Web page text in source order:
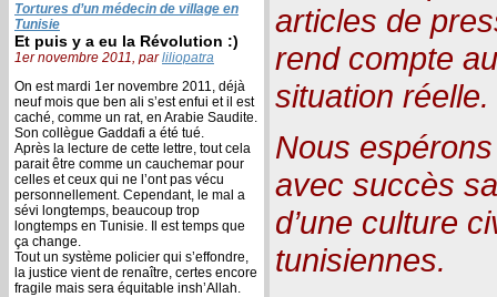
Tortures d’un médecin de village en
Tunisie
Et puis y a eu la Révolution :)
1er novembre 2011, parliliopatra
On est mardi 1er novembre 2011, déjà
neuf mois que ben ali s’est enfui et il est
caché, comme un rat, en Arabie Saudite.
Son collègue Gaddafi a été tué.
Après la lecture de cette lettre, tout cela
parait être comme un cauchemar pour
celles et ceux qui ne l’ont pas vécu
personnellement. Cependant, le mal a
sévi longtemps, beaucoup trop
longtemps en Tunisie. Il est temps que
ça change.
Tout un système policier qui s’effondre,
la justice vient de renaître, certes encore
fragile mais sera équitable insh’Allah.
articles de
rend compte
situation réelle.
Nous
avec succès
d’une culture
tunisiennes.